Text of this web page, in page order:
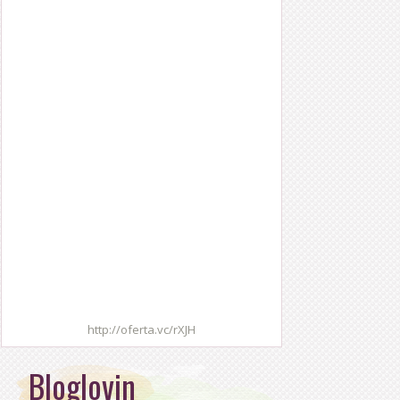
http://oferta.vc/rXJH
Bloglovin